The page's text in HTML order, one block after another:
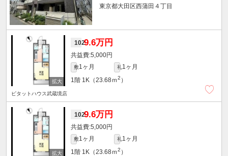
東京都大田区西蒲田４丁目
1029.6万円
5,000円
敷1ヶ月 礼1ヶ月
1階 1K（23.68ｍ2 ）
ピタットハウス武蔵境店
1029.6万円
5,000円
敷1ヶ月 礼1ヶ月
1階 1K（23.68ｍ2 ）